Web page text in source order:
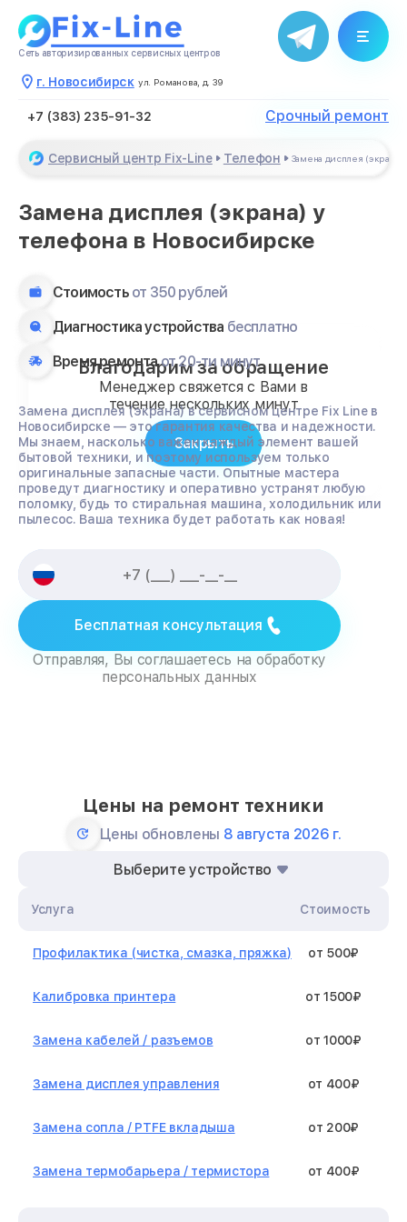
Сеть авторизированных сервисных центров
г. Новосибирск ул. Романова, д. 39
+7 (383) 235-91-32 Срочный ремонт
Сервисный центр Fix-Line Телефон Замена дисплея (экрана)
Замена дисплея (экрана) у
телефона в Новосибирске
Стоимость от 350 рублей
Диагностика устройства бесплатно
Время ремонтаот 20-ти минут
Замена дисплея (экрана) в сервисном центре Fix Line в
Новосибирске — это гарантия качества и надежности.
Мы знаем, насколько важен каждый элемент вашей
бытовой техники, и поэтому используем только
оригинальные запасные части. Опытные мастера
проведут диагностику и оперативно устранят любую
поломку, будь то стиральная машина, холодильник или
пылесос. Ваша техника будет работать как новая!
Бесплатная консультация
Отправляя, Вы соглашаетесь на обработку
персональных данных
Цены на ремонт техники
Цены обновлены 8 августа 2026 г.
Выберите устройство
Услуга Стоимость
Профилактика (чистка, смазка, пряжка) от 500₽
Калибровка принтера от 1500₽
Замена кабелей / разъемов от 1000₽
Замена дисплея управления от 400₽
Замена сопла / PTFE вкладыша от 200₽
Замена термобарьера / термистора от 400₽
Благодарим за обращение
Менеджер свяжется с Вами в
течение нескольких минут
Закрыть